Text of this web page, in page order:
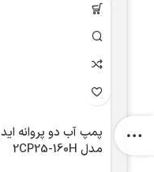
پمپ آب دو پروانه
مدل 2CP25-160H